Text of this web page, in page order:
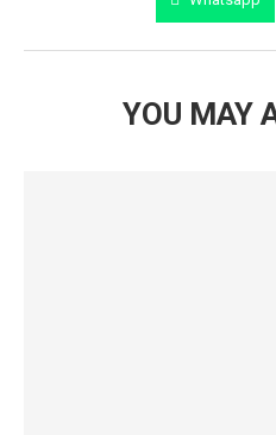
YOU MAY